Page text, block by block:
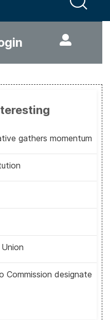
gathers momentum
Commission designate